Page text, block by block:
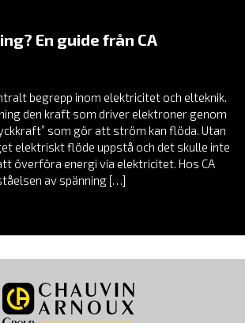
En guide från CA
begrepp inom elektricitet och elteknik.
den kraft som driver elektroner genom
som gör att ström kan flöda. Utan
elektriskt flöde uppstå och det skulle inte
överföra energi via elektricitet. Hos CA
av spänning […]